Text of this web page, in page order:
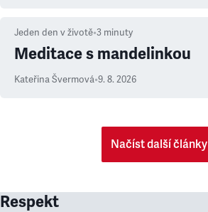
Jeden den v životě•3 minuty
Meditace s mandelinkou
Kateřina Švermová•9. 8. 2026
Načíst další články
Respekt